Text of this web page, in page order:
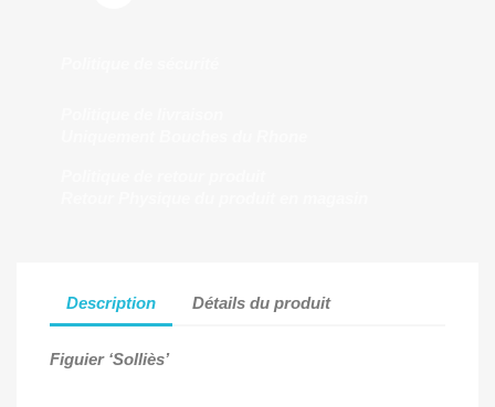
Description Détails du produit
Figuier ‘Solliès’